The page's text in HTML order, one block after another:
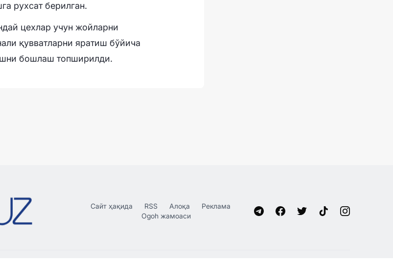
рухсат берилган.
цехлар учун жойларни
қувватларни яратиш бўйича
бошлаш топширилди.
Сайт ҳақида RSS Алоқа
Реклама
Ogoh жамоаси